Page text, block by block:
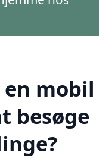
mobil
besøge